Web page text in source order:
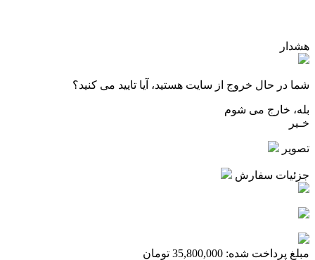
هشدار
شما در حال خروج از سایت هستید، آیا تایید می کنید؟
بله، خارج می شوم
خـیر
تصویر
جزئیات سفارش
مبلغ پرداخت شده: 35,800,000 تومان